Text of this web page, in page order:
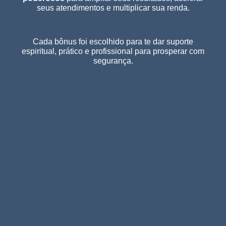
seus atendimentos e multiplicar sua renda.
Cada bônus foi escolhido para te dar suporte
espiritual, prático e profissional para prosperar com
segurança.